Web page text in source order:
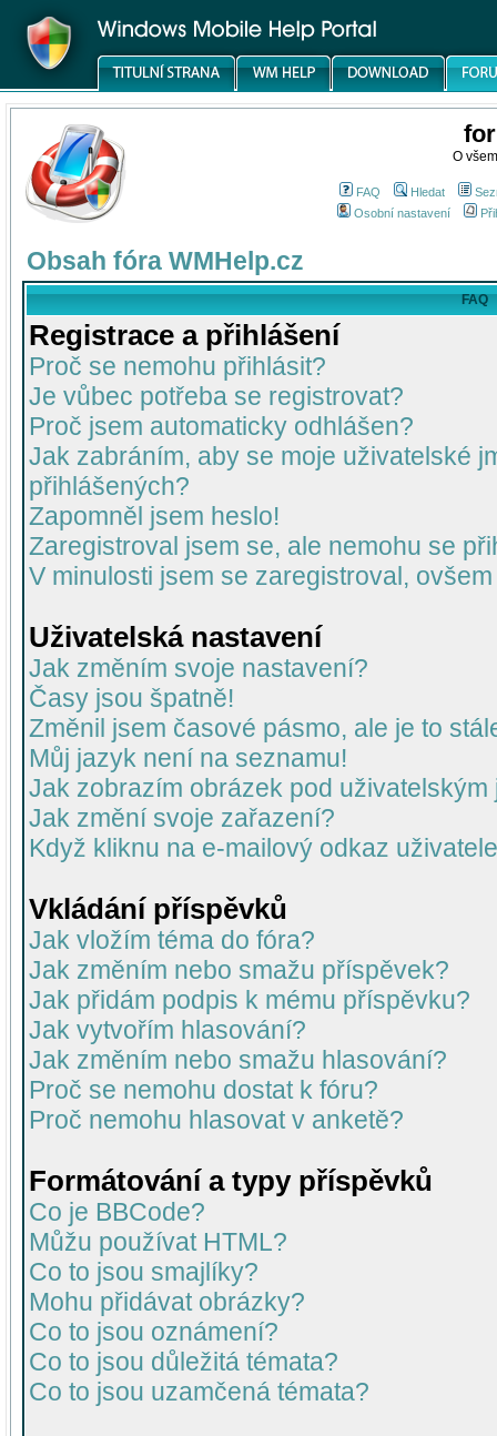
O
FAQ Hledat
Osobní nastavení
Obsah fóra WMHelp.cz
FAQ
Registrace a přihlášení
Proč se nemohu přihlásit?
Je vůbec potřeba se registrovat?
Proč jsem automaticky odhlášen?
Jak zabráním, aby se moje uživatelské
přihlášených?
Zapomněl jsem heslo!
Zaregistroval jsem se, ale nemohu se
V minulosti jsem se zaregistroval,
Uživatelská nastavení
Jak změním svoje nastavení?
Časy jsou špatně!
Změnil jsem časové pásmo, ale je to
Můj jazyk není na seznamu!
Jak zobrazím obrázek pod uživatelským
Jak změní svoje zařazení?
Když kliknu na e-mailový odkaz
Vkládání příspěvků
Jak vložím téma do fóra?
Jak změním nebo smažu příspěvek?
Jak přidám podpis k mému příspěvku?
Jak vytvořím hlasování?
Jak změním nebo smažu hlasování?
Proč se nemohu dostat k fóru?
Proč nemohu hlasovat v anketě?
Formátování a typy příspěvků
Co je BBCode?
Můžu používat HTML?
Co to jsou smajlíky?
Mohu přidávat obrázky?
Co to jsou oznámení?
Co to jsou důležitá témata?
Co to jsou uzamčená témata?